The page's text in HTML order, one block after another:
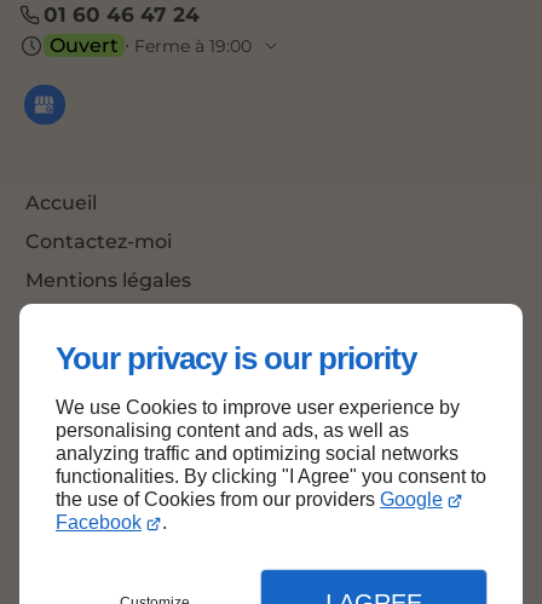
Your privacy is our priority
We use Cookies to improve user experience by
personalising content and ads, as well as
analyzing traffic and optimizing social networks
functionalities. By clicking "I Agree" you consent to
the use of Cookies from our providers Google
Facebook
.
01 60 46 47 24
Ouvert ⋅ Ferme à 19:00
Accueil
Contactez-moi
Mentions légales
Haut de page